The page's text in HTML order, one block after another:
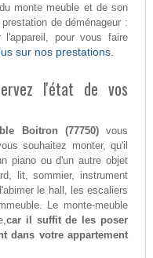
monte meuble et de son
de déménageur :
pour vous faire
sur nos prestations.
l'état de vos
Boitron (77750)vous
souhaitez monter, qu'il
piano ou d'un autre objet
lit, sommier, instrument
le hall, les escaliers
Le monte-meuble
car il suffit de les poser
dans votre appartement